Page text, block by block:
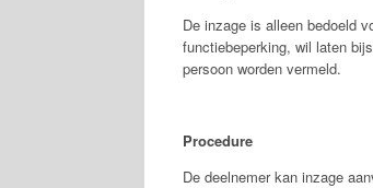
De inzage is alleen bedoeld
functiebeperking, wil laten
persoon worden vermeld.
Procedure
De deelnemer kan inzage